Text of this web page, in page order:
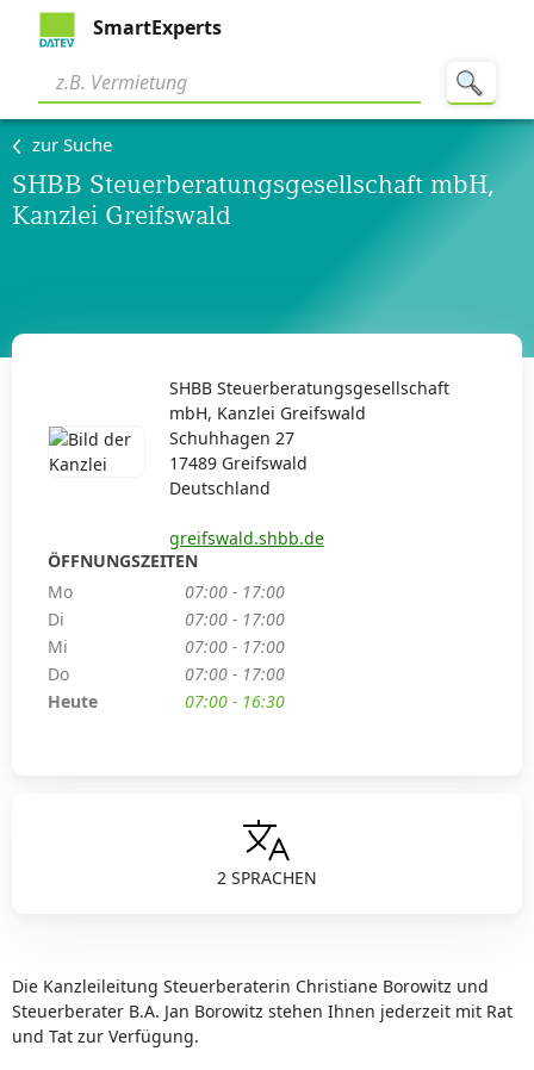
SmartExperts
zur Suche
SHBB Steuerberatungsgesellschaft mbH,
Kanzlei Greifswald
2 SPRACHEN
Die Kanzleileitung Steuerberaterin Christiane Borowitz und
Steuerberater B.A. Jan Borowitz stehen Ihnen jederzeit mit Rat
und Tat zur Verfügung.
SHBB Steuerberatungsgesellschaft
mbH, Kanzlei Greifswald
Schuhhagen 27
17489 Greifswald
Deutschland
greifswald.shbb.de
ÖFFNUNGSZEITEN
Mo
07:00 - 17:00
Di
07:00 - 17:00
Mi
07:00 - 17:00
Do
07:00 - 17:00
Heute
07:00 - 16:30